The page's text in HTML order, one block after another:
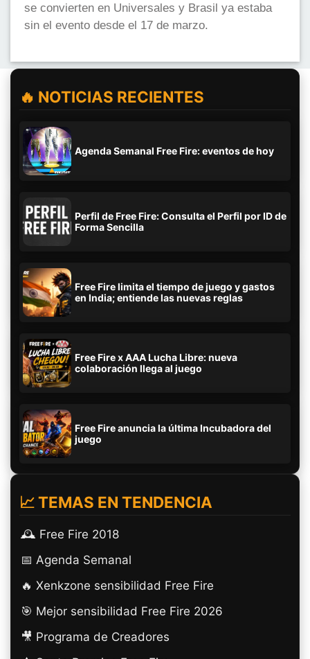
se convierten en Universales y Brasil ya estaba
sin el evento desde el 17 de marzo.
🔥 NOTICIAS RECIENTES
Agenda Semanal Free Fire: eventos de hoy
Perfil de Free Fire: Consulta el Perfil por ID de
Forma Sencilla
Free Fire limita el tiempo de juego y gastos
en India; entiende las nuevas reglas
Free Fire x AAA Lucha Libre: nueva
colaboración llega al juego
Free Fire anuncia la última Incubadora del
juego
📈 TEMAS EN TENDENCIA
🕰️ Free Fire 2018
📅 Agenda Semanal
🔥 Xenkzone sensibilidad Free Fire
🎯 Mejor sensibilidad Free Fire 2026
🎥 Programa de Creadores